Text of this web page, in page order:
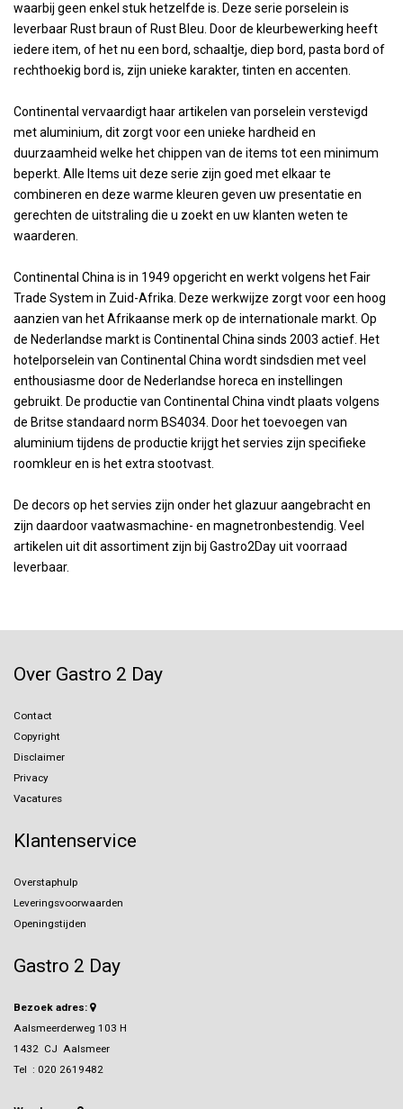
waarbij geen enkel stuk hetzelfde is. Deze serie porselein is
leverbaar Rust braun of Rust Bleu. Door de kleurbewerking heeft
iedere item, of het nu een bord, schaaltje, diep bord, pasta bord of
rechthoekig bord is, zijn unieke karakter, tinten en accenten.
Continental vervaardigt haar artikelen van porselein verstevigd
met aluminium, dit zorgt voor een unieke hardheid en
duurzaamheid welke het chippen van de items tot een minimum
beperkt. Alle Items uit deze serie zijn goed met elkaar te
combineren en deze warme kleuren geven uw presentatie en
gerechten de uitstraling die u zoekt en uw klanten weten te
waarderen.
Continental China is in 1949 opgericht en werkt volgens het Fair
Trade System in Zuid-Afrika. Deze werkwijze zorgt voor een hoog
aanzien van het Afrikaanse merk op de internationale markt. Op
de Nederlandse markt is Continental China sinds 2003 actief. Het
hotelporselein van Continental China wordt sindsdien met veel
enthousiasme door de Nederlandse horeca en instellingen
gebruikt. De productie van Continental China vindt plaats volgens
de Britse standaard norm BS4034. Door het toevoegen van
aluminium tijdens de productie krijgt het servies zijn specifieke
roomkleur en is het extra stootvast.
De decors op het servies zijn onder het glazuur aangebracht en
zijn daardoor vaatwasmachine- en magnetronbestendig. Veel
artikelen uit dit assortiment zijn bij Gastro2Day uit voorraad
leverbaar.
Over Gastro 2 Day
Contact
Copyright
Disclaimer
Privacy
Vacatures
Klantenservice
Overstaphulp
Leveringsvoorwaarden
Openingstijden
Gastro 2 Day
Bezoek adres:
Aalsmeerderweg 103 H
1432 CJ Aalsmeer
Tel : 020 2619482